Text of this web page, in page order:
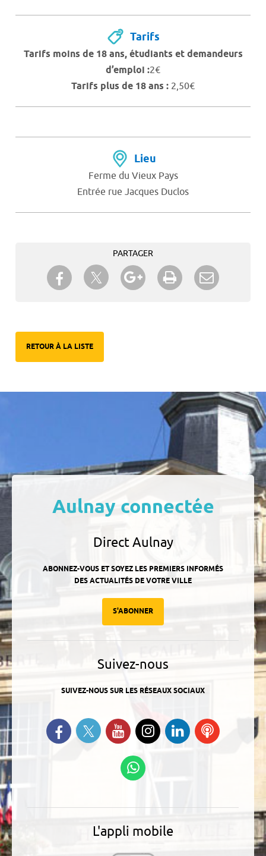
Tarifs
Tarifs moins de 18 ans, étudiants et demandeurs
d’emploi :2€
Tarifs plus de 18 ans : 2,50€
Lieu
Ferme du Vieux Pays
Entrée rue Jacques Duclos
PARTAGER
Partager sur Facebook
Partager sur TwitterPartager sur Google+
Imprimer
RETOUR À LA LISTE
Aulnay connectée
Direct Aulnay
ABONNEZ-VOUS ET SOYEZ LES PREMIERS INFORMÉS
DES ACTUALITÉS DE VOTRE VILLE
S'ABONNER
Suivez-nous
SUIVEZ-NOUS SUR LES RÉSEAUX SOCIAUX
Retrouvez-nous sur Facebook
Suivez-nous sur Twitter
Suivez-nous sur YouTube
Suivez-nous sur
Instagram
Retrouvez-
nous sur
Ecoutez
L'appli mobile